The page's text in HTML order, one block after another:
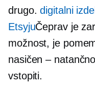
drugo.digitalni
EtsyjuČeprav je
možnost, je
nasičen – natančno
vstopiti.